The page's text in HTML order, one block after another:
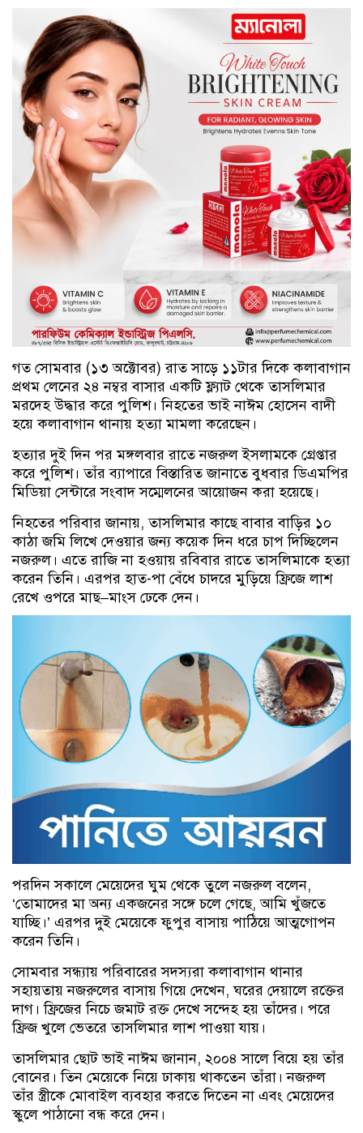
গত সোমবার (১৩ অক্টোবর) রাত সাড়ে ১১টার দিকে কলাবাগান
প্রথম লেনের ২৪ নম্বর বাসার একটি ফ্ল্যাট থেকে তাসলিমার
মরদেহ উদ্ধার করে পুলিশ। নিহতের ভাই নাঈম হোসেন বাদী
হয়ে কলাবাগান থানায় হত্যা মামলা করেছেন।
হত্যার দুই দিন পর মঙ্গলবার রাতে নজরুল ইসলামকে গ্রেপ্তার
করে পুলিশ। তাঁর ব্যাপারে বিস্তারিত জানাতে বুধবার ডিএমপির
মিডিয়া সেন্টারে সংবাদ সম্মেলনের আয়োজন করা হয়েছে।
নিহতের পরিবার জানায়, তাসলিমার কাছে বাবার বাড়ির ১০
কাঠা জমি লিখে দেওয়ার জন্য কয়েক দিন ধরে চাপ দিচ্ছিলেন
নজরুল। এতে রাজি না হওয়ায় রবিবার রাতে তাসলিমাকে হত্যা
করেন তিনি। এরপর হাত-পা বেঁধে চাদরে মুড়িয়ে ফ্রিজে লাশ
রেখে ওপরে মাছ–মাংস ঢেকে দেন।
পরদিন সকালে মেয়েদের ঘুম থেকে তুলে নজরুল বলেন,
‘তোমাদের মা অন্য একজনের সঙ্গে চলে গেছে, আমি খুঁজতে
যাচ্ছি।’ এরপর দুই মেয়েকে ফুপুর বাসায় পাঠিয়ে আত্মগোপন
করেন তিনি।
সোমবার সন্ধ্যায় পরিবারের সদস্যরা কলাবাগান থানার
সহায়তায় নজরুলের বাসায় গিয়ে দেখেন, ঘরের দেয়ালে রক্তের
দাগ। ফ্রিজের নিচে জমাট রক্ত দেখে সন্দেহ হয় তাঁদের। পরে
ফ্রিজ খুলে ভেতরে তাসলিমার লাশ পাওয়া যায়।
তাসলিমার ছোট ভাই নাঈম জানান, ২০০৪ সালে বিয়ে হয় তাঁর
বোনের। তিন মেয়েকে নিয়ে ঢাকায় থাকতেন তাঁরা। নজরুল
তাঁর স্ত্রীকে মোবাইল ব্যবহার করতে দিতেন না এবং মেয়েদের
স্কুলে পাঠানো বন্ধ করে দেন।